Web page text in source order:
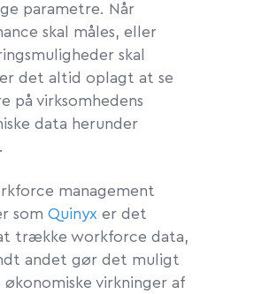
parametre. Når
skal måles, eller
skal
det altid oplagt at se
på virksomhedens
data herunder
management
som Quinyx er det
trække workforce data,
andet gør det muligt
økonomiske virkninger af